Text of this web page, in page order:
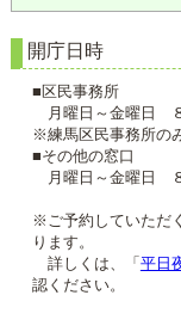
開庁日時
■区民事務所
月曜日～金曜日
※練馬区民事務所の
■その他の窓口
月曜日～金曜日
※ご予約していただ
ります。
詳しくは、「 平日
認ください。